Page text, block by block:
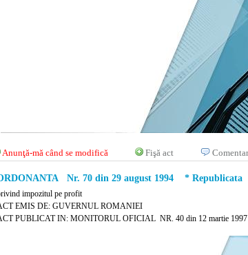
Anunţă-mă când se modifică Fişă act
Nr. 70 din 29 august 1994 * Republicata
impozitul pe profit
EMIS DE: GUVERNUL ROMANIEI
PUBLICAT IN: MONITORUL OFICIAL NR. 40 din 12 martie 1997